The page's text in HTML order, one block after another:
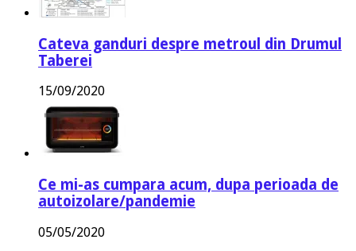
Cateva ganduri despre metroul din Drumul
Taberei
15/09/2020
Ce mi-as cumpara acum, dupa perioada de
autoizolare/pandemie
05/05/2020